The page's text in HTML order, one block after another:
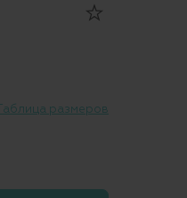
Таблица размеров